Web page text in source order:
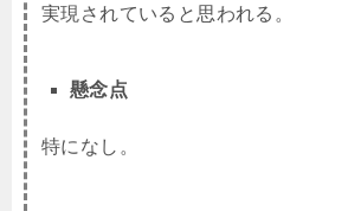
実現されていると思われる。
懸念点
特になし。